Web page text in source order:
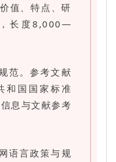
值、特点、研
长度8,000—
范。参考文献
和国国家标准
息与文献参考
语言政策与规